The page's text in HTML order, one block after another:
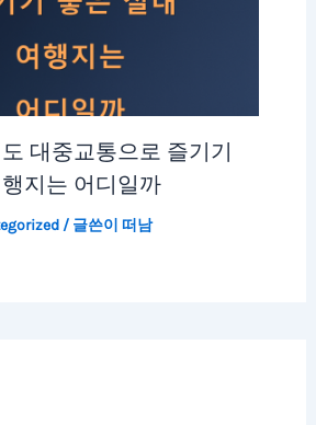
대중교통으로 즐기기
지는 어디일까
/ 글쓴이 떠남